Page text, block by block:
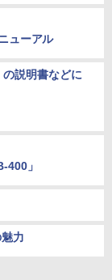
ューアル
説明書などに
400」
力